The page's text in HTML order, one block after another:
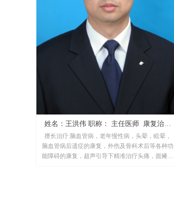
姓名：王洪伟 职称： 主任医师 康复治疗
师
擅长治疗:脑血管病，老年慢性病，头晕，眩晕，
脑血管病后遗症的康复，外伤及骨科术后等各种功
能障碍的康复，超声引导下精准治疗头痛，面瘫，